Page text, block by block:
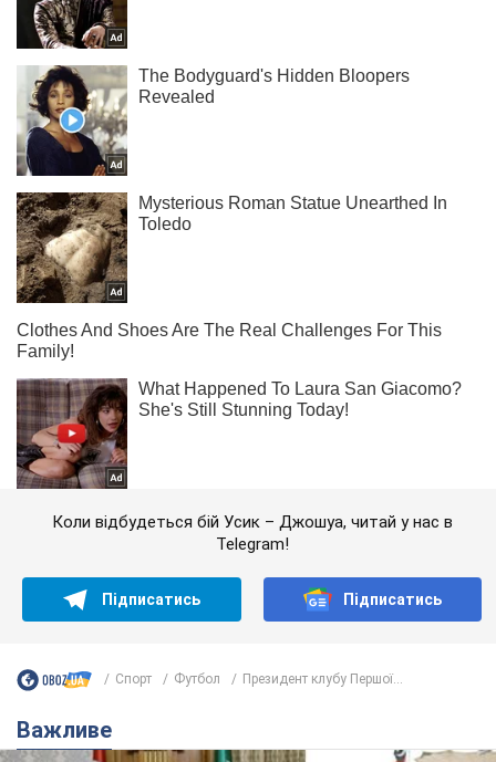
Коли відбудеться бій Усик – Джошуа, читай у нас в
Telegram!
Підписатись Підписатись
Спорт Футбол Президент клубу Першої...
Важливе